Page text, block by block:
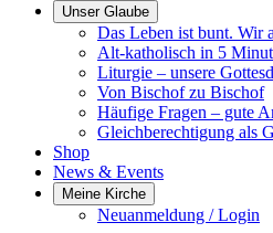
Unser Glaube
Das Leben ist bunt. Wir
Alt-katholisch in 5
Liturgie – unsere
Von Bischof zu Bischof
Häufige Fragen – gute
Gleichberechtigung als
Shop
News & Events
Meine Kirche
Neuanmeldung / Login